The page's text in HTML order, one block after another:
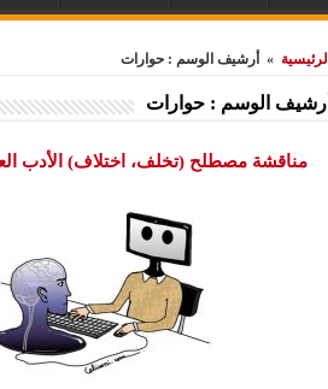
الرئيسية » أرشيف الوسم : حوارات
أرشيف الوسم :حوارات
مناقشة مصطلح (تخلف، اختلاف) الأدب